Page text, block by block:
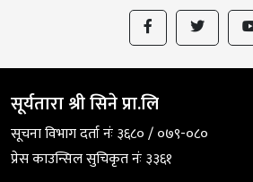
सूर्यतारा श्री सिने प्रा.लि
सूचना विभाग दर्ता नंः ३६८० / ०७९-०८०
प्रेस काउन्सिल सुचिकृत नंः ३३६१